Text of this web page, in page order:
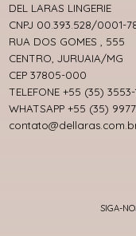
DEL LARAS LINGERIE
CNPJ 00.393.528/0001-
RUA DOS GOMES , 555
CENTRO, JURUAIA/MG
CEP 37805-000
TELEFONE +55 (35) 3553-
WHATSAPP +55 (35)